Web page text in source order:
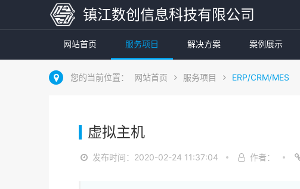
镇江数创信息科技有限公司
网站首页 服务项目 解决方案 案例展示
您的当前位置： 网站首页 服务项目 ERP/CRM/MES
虚拟主机
发布时间：2020-02-24 11:37:04 作者：